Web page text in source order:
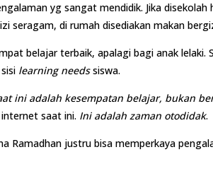
yg sangat mendidik. Jika
seragam, di rumah disediakan makan
belajar terbaik, apalagi bagi anak
learning needssiswa.
ini adalah kesempatan belajar, bukan
saat ini. Ini adalah zaman otodidak.
Ramadhan justru bisa memperkaya